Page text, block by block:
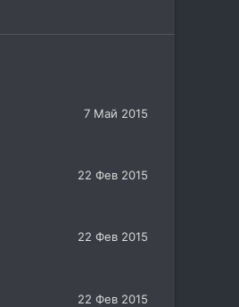
7 Май 2015
22 Фев 2015
22 Фев 2015
22 Фев 2015